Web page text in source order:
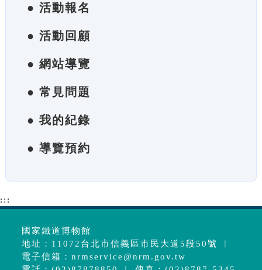
● 活動報名
● 活動回顧
● 網站導覽
● 常見問題
● 我的紀錄
● 導覽預約
:::
國家鐵道博物館
地址：11072台北市信義區市民大道5段50號 ︱
電子信箱：nrmservice@nrm.gov.tw